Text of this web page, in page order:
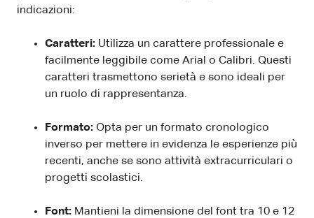
indicazioni:
Caratteri: Utilizza un carattere professionale e
facilmente leggibile come Arial o Calibri. Questi
caratteri trasmettono serietà e sono ideali per
un ruolo di rappresentanza.
Formato: Opta per un formato cronologico
inverso per mettere in evidenza le esperienze più
recenti, anche se sono attività extracurriculari o
progetti scolastici.
Font: Mantieni la dimensione del font tra 10 e 12